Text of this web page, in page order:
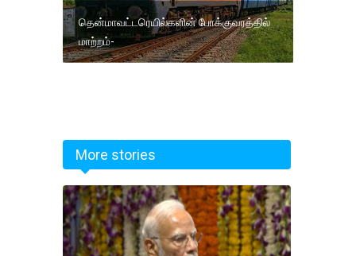
தென்மாவட்டரெயில்களின் போக்குவரத்தில்
மாற்றம்-
More stories